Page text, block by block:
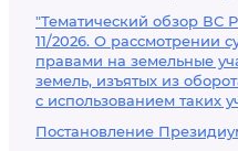
"Тематический обзор ВС
11/2026. О рассмотрении
правами на земельные
земель, изъятых из
с использованием таких
Постановление